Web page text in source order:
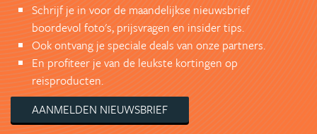
Schrijf je in voor de maandelijkse nieuwsbrief
boordevol foto's, prijsvragen en insider tips.
Ook ontvang je speciale deals van onze partners.
En profiteer je van de leukste kortingen op
reisproducten.
AANMELDEN NIEUWSBRIEF